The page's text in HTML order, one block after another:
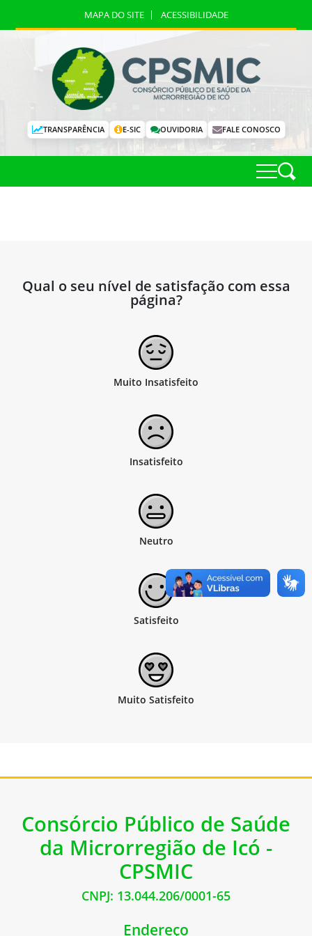
MAPA DO SITE ACESSIBILIDADE
TRANSPARÊNCIA E-SIC OUVIDORIA FALE CONOSCO
Qual o seu nível de satisfação com essa
página?
Consórcio Público de Saúde
da Microrregião de Icó -
CPSMIC
CNPJ: 13.044.206/0001-65
Endereço